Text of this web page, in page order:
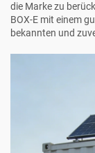
die Marke zu
BOX-E mit einem
bekannten und